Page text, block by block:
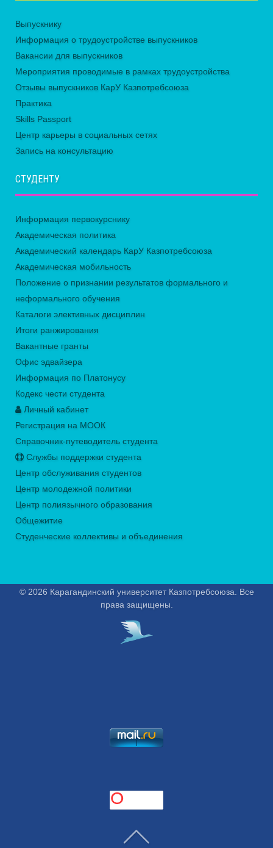
Выпускнику
Информация о трудоустройстве выпускников
Вакансии для выпускников
Мероприятия проводимые в рамках трудоустройства
Отзывы выпускников КарУ Казпотребсоюза
Практика
Skills Passport
Центр карьеры в социальных сетях
Запись на консультацию
СТУДЕНТУ
Информация первокурснику
Академическая политика
Академический календарь КарУ Казпотребсоюза
Академическая мобильность
Положение о признании результатов формального и
неформального обучения
Каталоги элективных дисциплин
Итоги ранжирования
Вакантные гранты
Офис эдвайзера
Информация по Платонусу
Кодекс чести студента
Личный кабинет
Регистрация на МООК
Справочник-путеводитель студента
Службы поддержки студента
Центр обслуживания студентов
Центр молодежной политики
Центр полиязычного образования
Общежитие
Студенческие коллективы и объединения
© 2026 Карагандинский университет Казпотребсоюза. Все
права защищены.